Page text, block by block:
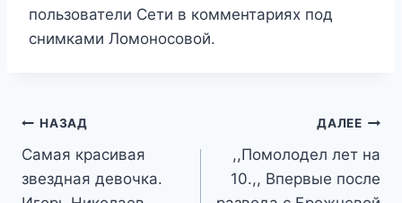
пользователи Сети в комментариях под
снимками Ломоносовой.
Навигация
по
НАЗАД
Самая красивая
звездная девочка.
ДАЛЕЕ
,,Помолодел лет на
10.,, Впервые после